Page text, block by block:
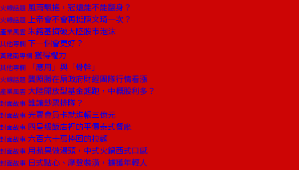
火線話題 風雨飄搖，冠遠能不能翻身？
火線話題 上帝會不會再挺陳文琦一次？
產業風雲 朱鎔基擠破大陸股市泡沫
其他專欄 下一個會更好？
黃建南專欄 獲得權力
其他專欄 「應用」與「骨幹」
火線話題 龔照勝在扁政府財經團隊行情看漲
產業風雲 大陸開放型基金起跑，中概股利多？
封面故事 誰讓鈔票排隊？
封面故事 光賣會員卡就進帳三億元
封面故事 四星級飯店裡的平價泰式餐廳
封面故事 六百六十萬捧回的拉麵
封面故事 用蘋果做湯頭，中式火鍋西式口感
封面故事 日式點心、摩登裝潢，擄獲年輕人